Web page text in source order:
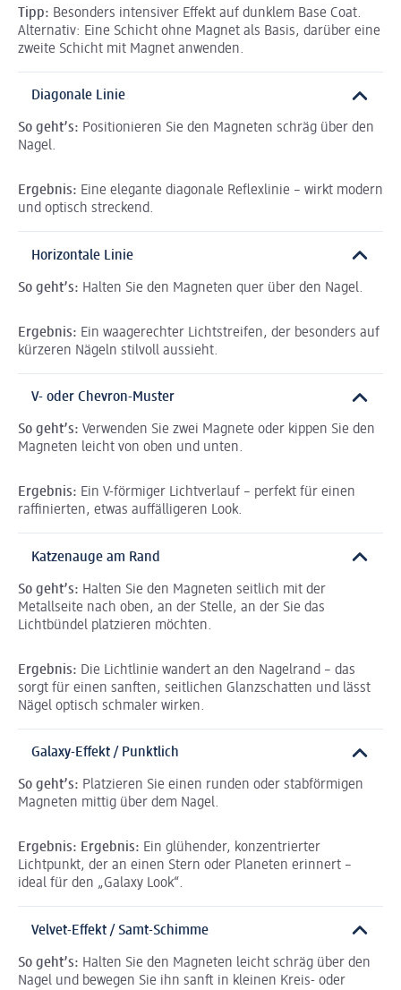
Tipp: Besonders intensiver Effekt auf dunklem Base Coat.
Alternativ: Eine Schicht ohne Magnet als Basis, darüber eine
zweite Schicht mit Magnet anwenden.
Diagonale Linie
So geht’s: Positionieren Sie den Magneten schräg über den
Nagel.
Ergebnis: Eine elegante diagonale Reflexlinie – wirkt modern
und optisch streckend.
Horizontale Linie
So geht’s: Halten Sie den Magneten quer über den Nagel.
Ergebnis: Ein waagerechter Lichtstreifen, der besonders auf
kürzeren Nägeln stilvoll aussieht.
V- oder Chevron-Muster
So geht’s: Verwenden Sie zwei Magnete oder kippen Sie den
Magneten leicht von oben und unten.
Ergebnis: Ein V-förmiger Lichtverlauf – perfekt für einen
raffinierten, etwas auffälligeren Look.
Katzenauge am Rand
So geht’s: Halten Sie den Magneten seitlich mit der
Metallseite nach oben, an der Stelle, an der Sie das
Lichtbündel platzieren möchten.
Ergebnis: Die Lichtlinie wandert an den Nagelrand – das
sorgt für einen sanften, seitlichen Glanzschatten und lässt
Nägel optisch schmaler wirken.
Galaxy-Effekt / Punktlich
So geht’s: Platzieren Sie einen runden oder stabförmigen
Magneten mittig über dem Nagel.
Ergebnis: Ergebnis: Ein glühender, konzentrierter
Lichtpunkt, der an einen Stern oder Planeten erinnert –
ideal für den „Galaxy Look“.
Velvet-Effekt / Samt-Schimme
So geht’s: Halten Sie den Magneten leicht schräg über den
Nagel und bewegen Sie ihn sanft in kleinen Kreis- oder